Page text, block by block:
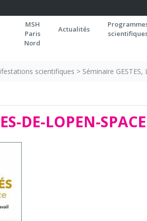
MSH
Paris
Nord
Actualités
scientifiques > Séminaire
DE-LOPEN-SPACE